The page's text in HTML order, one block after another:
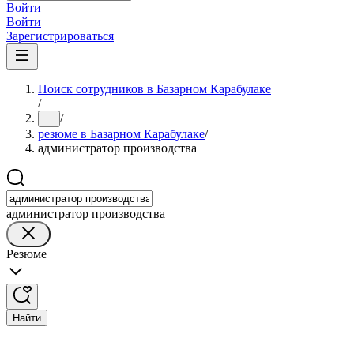
Войти
Войти
Зарегистрироваться
Поиск сотрудников в Базарном Карабулаке
/
... /
резюме в Базарном Карабулаке/
администратор производства
администратор производства
Резюме
Найти